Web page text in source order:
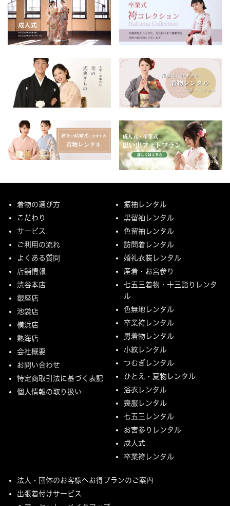
着物の選び方
こだわり
サービス
ご利用の流れ
よくある質問
店舗情報
渋谷本店
銀座店
池袋店
横浜店
熱海店
会社概要
お問い合わせ
特定商取引法に基づく表記
個人情報の取り扱い
振袖レンタル
黒留袖レンタル
色留袖レンタル
訪問着レンタル
婚礼衣装レンタル
産着・お宮参り
七五三着物・十三詣りレンタ
ル
色無地レンタル
卒業袴レンタル
男着物レンタル
小紋レンタル
つむぎレンタル
ひとえ・夏物レンタル
浴衣レンタル
喪服レンタル
七五三レンタル
お宮参りレンタル
成人式
卒業袴レンタル
法人・団体のお客様へお得プランのご案内
出張着付けサービス